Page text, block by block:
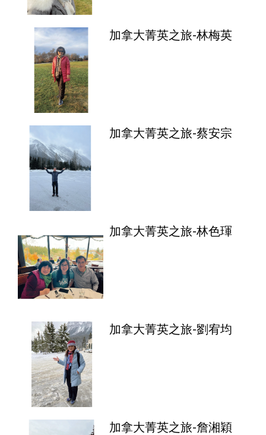
加拿大菁英之旅-林梅英
加拿大菁英之旅-蔡安宗
加拿大菁英之旅-林色琿
加拿大菁英之旅-劉宥均
加拿大菁英之旅-詹湘穎